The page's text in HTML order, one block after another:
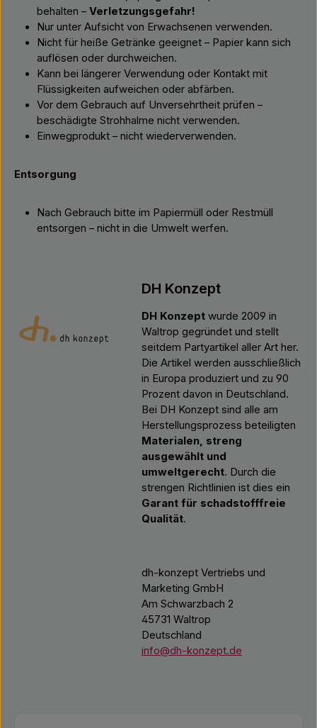
behalten – Verletzungsgefahr!
Nur unter Aufsicht von Erwachsenen verwenden.
Nicht für heiße Getränke geeignet – Papier kann sich
auflösen oder durchweichen.
Kann bei längerer Verwendung oder Kontakt mit
Flüssigkeiten aufweichen oder abfärben.
Vor dem Gebrauch auf Unversehrtheit prüfen –
beschädigte Strohhalme nicht verwenden.
Einwegprodukt – nicht wiederverwenden.
Entsorgung
Nach Gebrauch bitte im Papiermüll oder Restmüll
entsorgen – nicht in die Umwelt werfen.
DH Konzept
DH Konzept wurde 2009 in
Waltrop gegründet und stellt
seitdem Partyartikel aller Art her.
Die Artikel werden ausschließlich
in Europa produziert und zu 90
Prozent davon in Deutschland.
Bei DH Konzept sind alle am
Herstellungsprozess beteiligten
Materialen, streng
ausgewählt und
umweltgerecht. Durch die
strengen Richtlinien ist dies ein
Garant für schadstofffreie
Qualität.
dh-konzept Vertriebs und
Marketing GmbH
Am Schwarzbach 2
45731 Waltrop
Deutschland
info@dh-konzept.de